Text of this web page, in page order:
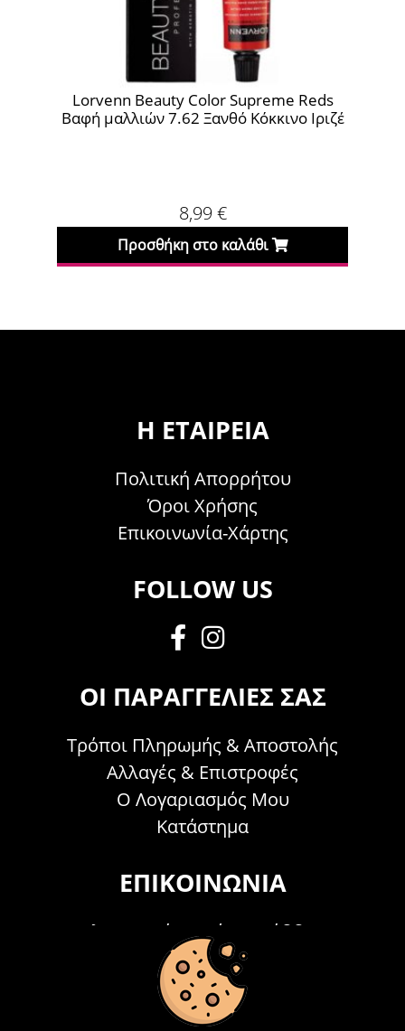
Color Supreme Reds
7.62 Ξανθό Κόκκινο Ιριζέ
στο καλάθι
Lorvenn Beauty
Βαφή μαλλιών
Η ΕΤΑΙΡΕΊΑ
Πολιτική Απορρήτου
Όροι Χρήσης
Επικοινωνία-Χάρτης
FOLLOW US
ΟΙ ΠΑΡΑΓΓΕΛΊΕΣ ΣΑΣ
Τρόποι Πληρωμής & Αποστολής
Αλλαγές & Επιστροφές
Ο Λογαριασμός Μου
Κατάστημα
ΕΠΙΚΟΙΝΩΝΊΑ
Τηλεφωνικά Δευτέρα - Σάββατο
09:00 - 15:00
Τ: 26214 00104
info@acosmetics.gr